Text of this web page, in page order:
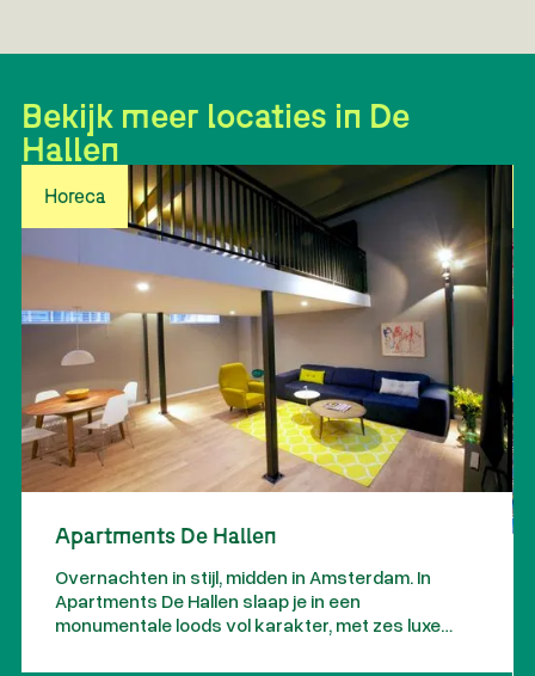
Bekijk meer locaties in De
Hallen
Horeca
Apartments De Hallen
Overnachten in stijl, midden in Amsterdam. In
Apartments De Hallen slaap je in een
monumentale loods vol karakter, met zes luxe